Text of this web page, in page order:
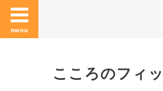
menu
こころのフィ